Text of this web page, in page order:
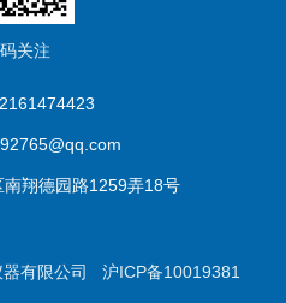
关注
翔德园路1259弄18号
器有限公司沪ICP备10019381